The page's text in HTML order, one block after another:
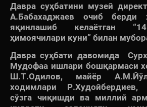
Давра суҳбатини музей
А.Бабахаджаев очиб берди
яқинлашиб келаётган
ҳимоячилари куни” билан
Давра суҳбати давомида
Мудофаа ишлари бошқармаси
Ш.Т.Одилов, майёр
ходимлари Р.Худойбердиев,
сўзга чиқишди ва миллий